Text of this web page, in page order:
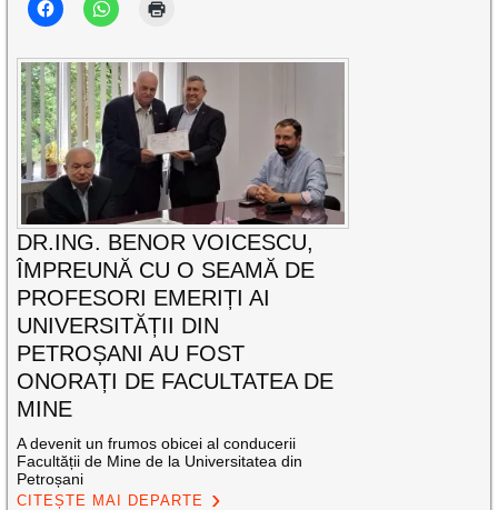
DR.ING. BENOR VOICESCU,
ÎMPREUNĂ CU O SEAMĂ DE
PROFESORI EMERIȚI AI
UNIVERSITĂȚII DIN
PETROȘANI AU FOST
ONORAȚI DE FACULTATEA DE
MINE
A devenit un frumos obicei al conducerii
Facultății de Mine de la Universitatea din
Petroșani
CITEȘTE MAI DEPARTE